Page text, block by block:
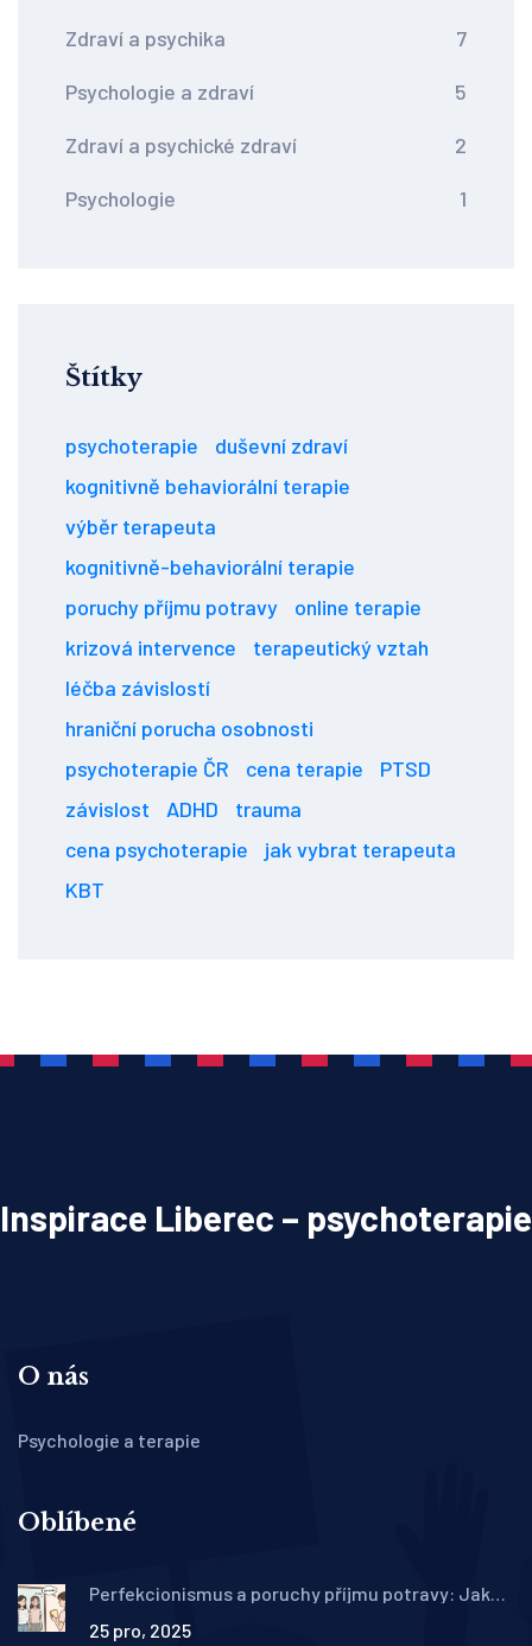
Zdraví a psychika 7
Psychologie a zdraví 5
Zdraví a psychické zdraví 2
Psychologie 1
Štítky
psychoterapie
duševní zdraví
kognitivně behaviorální terapie
výběr terapeuta
kognitivně-behaviorální terapie
poruchy příjmu potravy
online terapie
krizová intervence
terapeutický vztah
léčba závislostí
hraniční porucha osobnosti
psychoterapie ČR
cena terapie
PTSD
závislost
ADHD
trauma
cena psychoterapie
jak vybrat terapeuta
KBT
Inspirace Liberec – psychoterapie
O nás
Psychologie a terapie
Oblíbené
Perfekcionismus a poruchy příjmu potravy: Jak
25 pro, 2025